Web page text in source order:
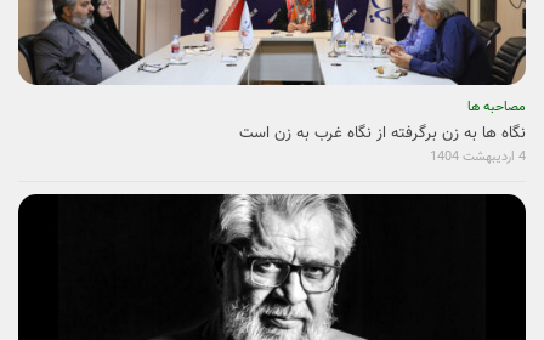
مصاحبه ها
نگاه ها به زن برگرفته از نگاه غرب به زن است
4 اردیبهشت 1404